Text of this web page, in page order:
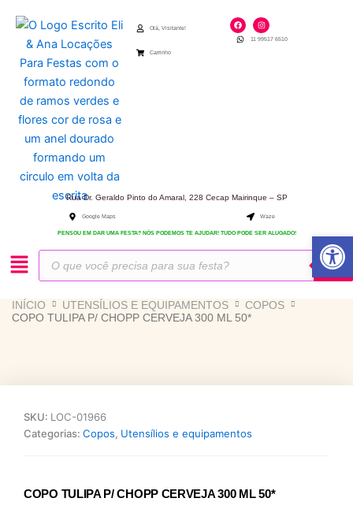
Abrir
para
conteúdo
Olá, Visitante!
Carrinho
F
a
c
e
I
n
s
t
11 99517 6510
Rua Dr. Geraldo Pinto do Amaral, 228 Cecap Mairinque – SP
Google Maps Waze
PENSOU EM DAR UMA FESTA? NÓS PODEMOS TE AJUDAR! TUDO PODE SER ALUGADO!
produtos
INÍCIO UTENSÍLIOS E EQUIPAMENTOS
COPOS
COPO TULIPA P/ CHOPP CERVEJA 300 ML 50*
SKU: LOC-01966
Categorias: Copos, Utensílios e equipamentos
COPO TULIPA P/ CHOPP CERVEJA 300 ML 50*